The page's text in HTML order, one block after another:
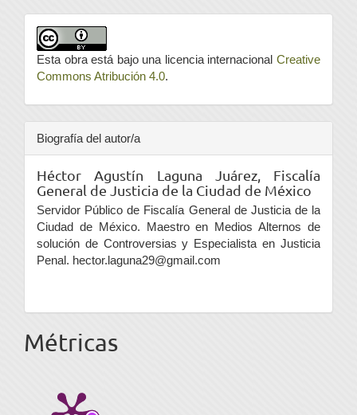
Esta obra está bajo una licencia internacional Creative
Commons Atribución 4.0.
Biografía del autor/a
Héctor Agustín Laguna Juárez, Fiscalía
General de Justicia de la Ciudad de México
Servidor Público de Fiscalía General de Justicia de la
Ciudad de México. Maestro en Medios Alternos de
solución de Controversias y Especialista en Justicia
Penal. hector.laguna29@gmail.com
Métricas